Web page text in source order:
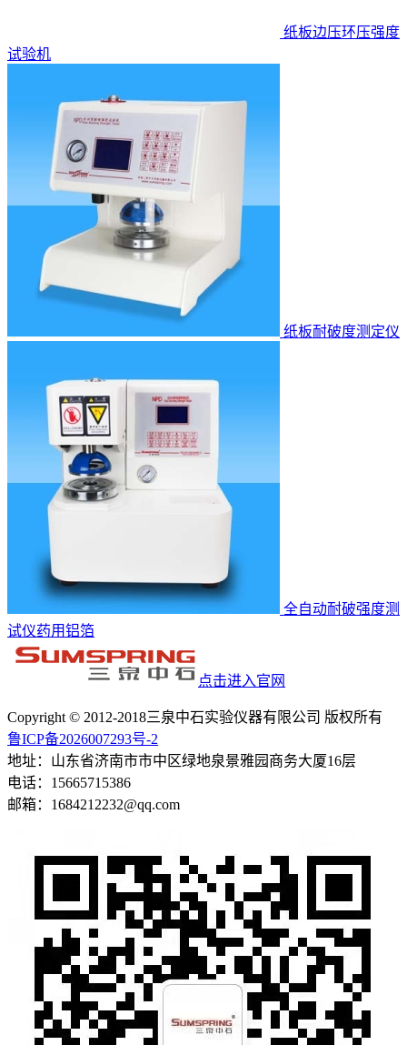
纸板边压环压强度
试验机
纸板耐破度测定仪
全自动耐破强度测
试仪药用铝箔
点击进入官网
Copyright © 2012-2018三泉中石实验仪器有限公司 版权所有
鲁ICP备2026007293号-2
地址：山东省济南市市中区绿地泉景雅园商务大厦16层
电话：15665715386
邮箱：1684212232@qq.com